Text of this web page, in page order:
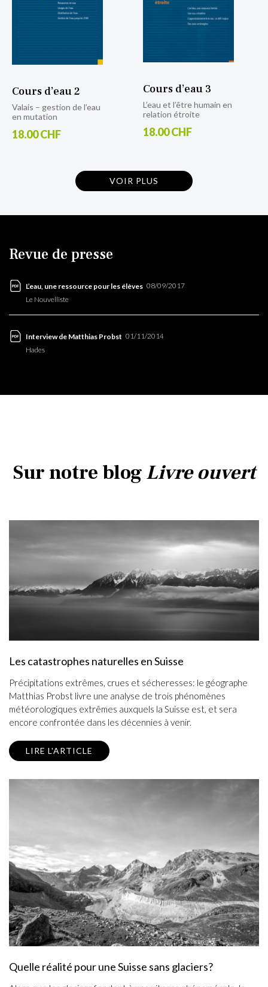
Cours d’eau 2
Valais – gestion de l’eau
en mutation
18.00 CHF
Cours d’eau 3
L’eau et l’être humain en
relation étroite
18.00 CHF
VOIR PLUS
Revue de presse
L’eau, une ressource pour les élèves 08/09/2017
Le Nouvelliste
Interview de Matthias Probst 01/11/2014
Hades
Sur notre blogLivre ouvert
Les catastrophes naturelles en Suisse
Précipitations extrêmes, crues et sécheresses: le géographe
Matthias Probst livre une analyse de trois phénomènes
météorologiques extrêmes auxquels la Suisse est, et sera
encore confrontée dans les décennies à venir.
LIRE L'ARTICLE
Quelle réalité pour une Suisse sans glaciers?